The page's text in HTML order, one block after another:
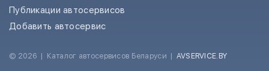
Публикации автосервисов
Добавить автосервис
© 2026 | Каталог автосервисов Беларуси | AVSERVICE.BY